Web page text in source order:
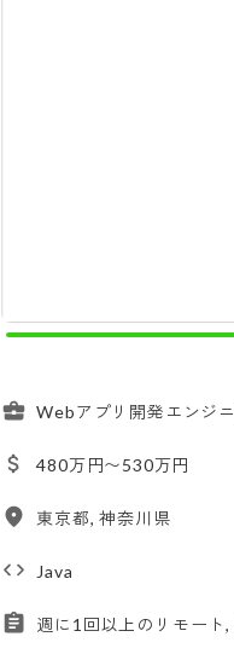
Webアプリ開発エンジ
480万円〜530万円
東京都, 神奈川県
Java
週に1回以上のリモート